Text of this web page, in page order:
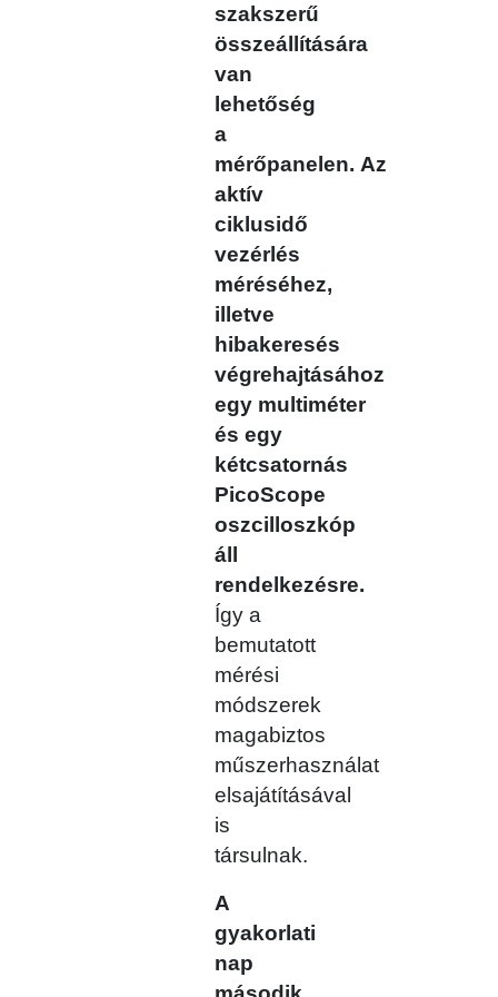
szakszerű
összeállítására
van
lehetőség
a
mérőpanelen. Az
aktív
ciklusidő
vezérlés
méréséhez,
illetve
hibakeresés
végrehajtásához
egy multiméter
és egy
kétcsatornás
PicoScope
oszcilloszkóp
áll
rendelkezésre.
Így a
bemutatott
mérési
módszerek
magabiztos
műszerhasználat
elsajátításával
is
társulnak.
A
gyakorlati
nap